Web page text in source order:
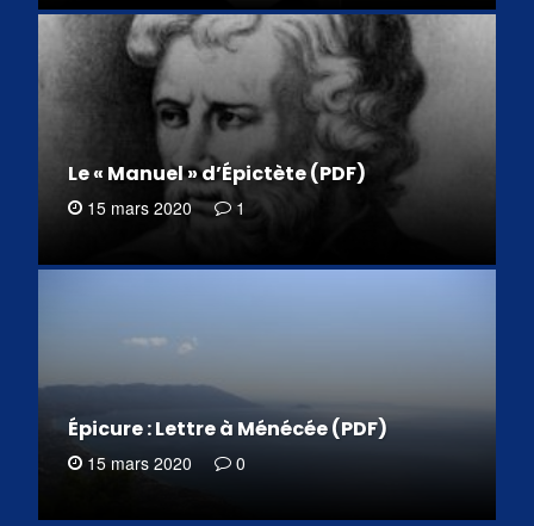
Le « Manuel » d’Épictète (PDF)
15 mars 2020 1
Épicure : Lettre à Ménécée (PDF)
15 mars 2020 0